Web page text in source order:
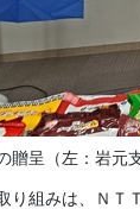
贈呈（左：岩元
り組みは、ＮＴ